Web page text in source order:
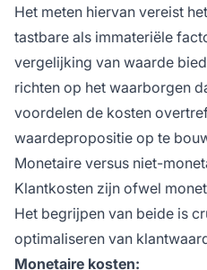
Het meten hiervan vereist
tastbare als immateriële
vergelijking van waarde
richten op het waarborgen
voordelen de kosten
waardepropositie op te
Monetaire versus niet-
Klantkosten zijn ofwel
Het begrijpen van beide is
optimaliseren van
Monetaire kosten: